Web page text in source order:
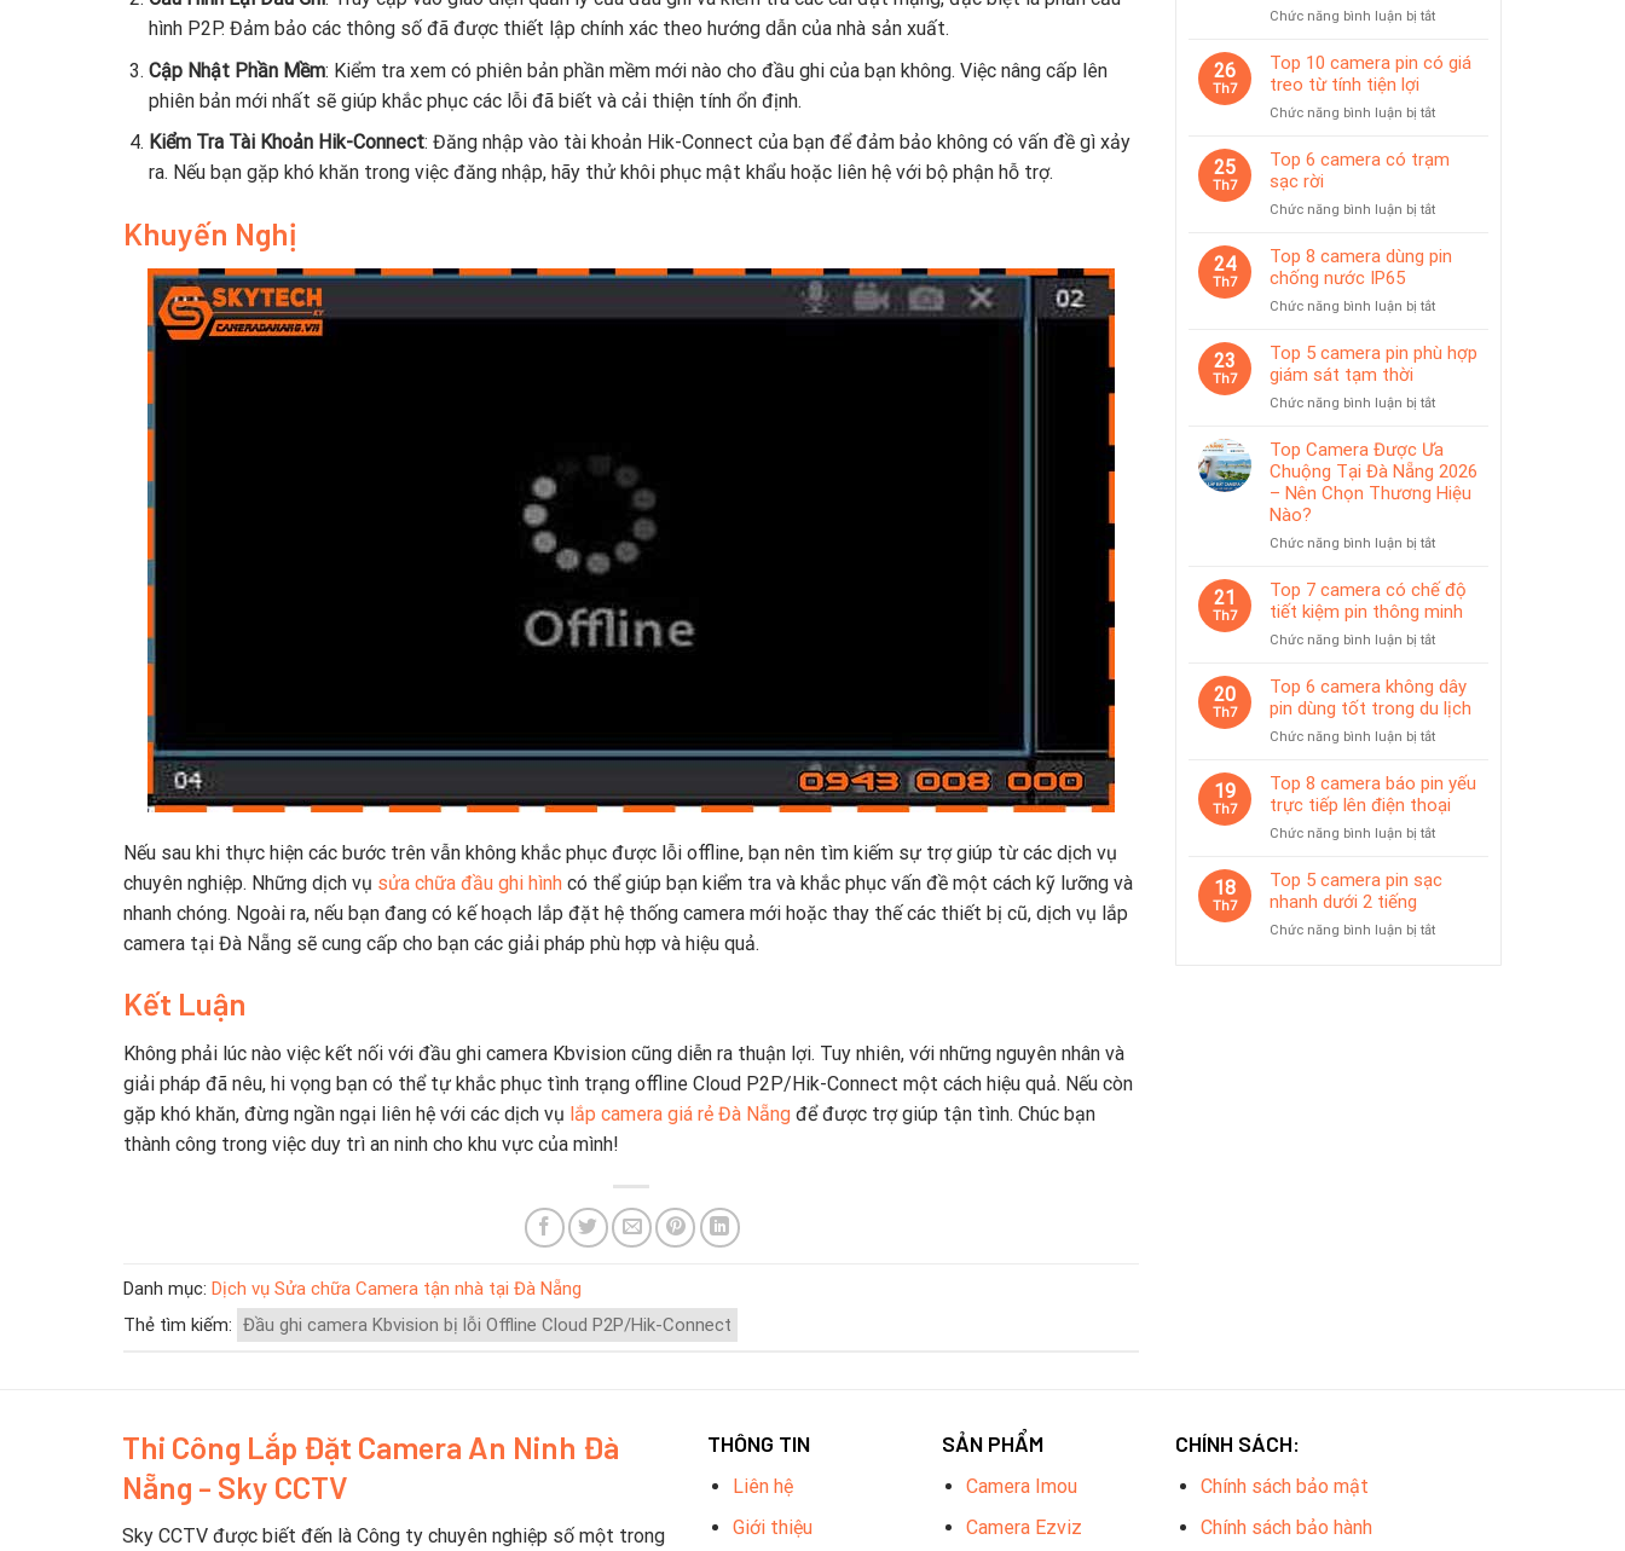
hình P2P. Đảm bảo các thông số đã được thiết lập chính xác theo hướng dẫn của nhà sản xuất.
Cập Nhật Phần Mềm: Kiểm tra xem có phiên bản phần mềm mới nào cho đầu ghi của bạn không. Việc nâng cấp lên
phiên bản mới nhất sẽ giúp khắc phục các lỗi đã biết và cải thiện tính ổn định.
Kiểm Tra Tài Khoản Hik-Connect: Đăng nhập vào tài khoản Hik-Connect của bạn để đảm bảo không có vấn đề gì xảy
ra. Nếu bạn gặp khó khăn trong việc đăng nhập, hãy thử khôi phục mật khẩu hoặc liên hệ với bộ phận hỗ trợ.
Khuyến Nghị
Nếu sau khi thực hiện các bước trên vẫn không khắc phục được lỗi offline, bạn nên tìm kiếm sự trợ giúp từ các dịch vụ
chuyên nghiệp. Những dịch vụ sửa chữa đầu ghi hình có thể giúp bạn kiểm tra và khắc phục vấn đề một cách kỹ lưỡng và
nhanh chóng. Ngoài ra, nếu bạn đang có kế hoạch lắp đặt hệ thống camera mới hoặc thay thế các thiết bị cũ, dịch vụ lắp
camera tại Đà Nẵng sẽ cung cấp cho bạn các giải pháp phù hợp và hiệu quả.
Kết Luận
Không phải lúc nào việc kết nối với đầu ghi camera Kbvision cũng diễn ra thuận lợi. Tuy nhiên, với những nguyên nhân và
giải pháp đã nêu, hi vọng bạn có thể tự khắc phục tình trạng offline Cloud P2P/Hik-Connect một cách hiệu quả. Nếu còn
gặp khó khăn, đừng ngần ngại liên hệ với các dịch vụ lắp camera giá rẻ Đà Nẵng để được trợ giúp tận tình. Chúc bạn
thành công trong việc duy trì an ninh cho khu vực của mình!
Danh mục: Dịch vụ Sửa chữa Camera tận nhà tại Đà Nẵng
Thẻ tìm kiếm: Đầu ghi camera Kbvision bị lỗi Offline Cloud P2P/Hik-Connect
Chức năng bình luận bị tắtở
10
camera
sát
dùng
26
Th7
Top 10 camera pin có giá
treo từ tính tiện lợi
Chức năng bình luận bị tắtở
10
có
treo
25
Th7
Top 6 camera có trạm
sạc rời
Chức năng bình luận bị tắtở
6
trạm
rời
24
Th7
Top 8 camera dùng pin
chống nước IP65
Chức năng bình luận bị tắtở
8
camera
pin
nước
IP65
23
Th7
Top 5 camera pin phù hợp
giám sát tạm thời
Chức năng bình luận bị tắtở
5
camera
pin
phù
giám
tạm
thời
Top Camera Được Ưa
Chuộng Tại Đà Nẵng 2026
– Nên Chọn Thương Hiệu
Nào?
Chức năng bình luận bị tắtở
Camera
Được
Chuộng
Đà
Nẵng
Chọn
Thương
Hiệu
21
Th7
Top 7 camera có chế độ
tiết kiệm pin thông minh
Chức năng bình luận bị tắtở
camera
chế
tiết
kiệm
20
Th7
Top 6 camera không dây
pin dùng tốt trong du lịch
Chức năng bình luận bị tắtở
6
camera
không
dây
dùng
19
Th7
Top 8 camera báo pin yếu
trực tiếp lên điện thoại
Chức năng bình luận bị tắtở
8
pin
18
Th7
Top 5 camera pin sạc
nhanh dưới 2 tiếng
Chức năng bình luận bị tắtở
Thi Công Lắp Đặt Camera An Ninh Đà
Nẵng - Sky CCTV
Sky CCTV được biết đến là Công ty chuyên nghiệp số một trong
THÔNG TIN
Liên hệ
Giới thiệu
SẢN PHẨM
Camera Imou
Camera Ezviz
CHÍNH SÁCH:
Chính sách bảo mật
Chính sách bảo hành